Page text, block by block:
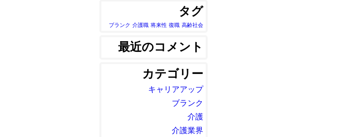
タグ
ブランク 介護職 将来性 復職 高齢社会
最近のコメント
カテゴリー
キャリアアップ
ブランク
介護
介護業界